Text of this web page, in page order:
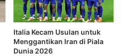
Italia Kecam Usulan untuk
Menggantikan Iran di Piala
Dunia 2026